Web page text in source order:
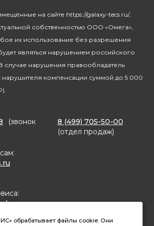
на сайте https://galaxy-tecs.ru/,
собственностью ООО «Омега»,
их использование без разрешения
являться нарушением российского
случае нарушения правообладатель
нарушителя компенсации суммой до 5 000
(звонок
8 (499) 705-50-00
(отдел продаж)
crown.ru
в MAX)
обрабатывает файлы cookie. Они